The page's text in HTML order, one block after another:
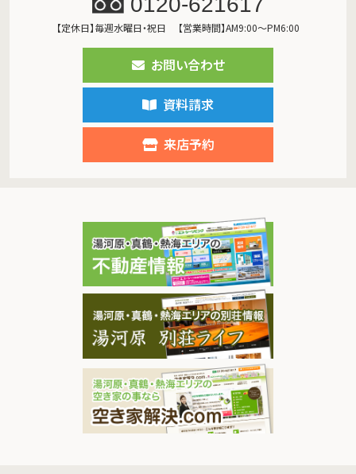
【定休日】毎週水曜日・祝日 【営業時間】AM9:00～PM6:00
お問い合わせ
資料請求
来店予約